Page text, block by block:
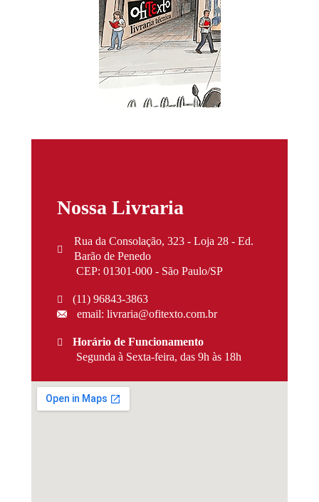
Nossa Livraria
Rua da Consolação, 323 - Loja 28 - Ed.
Barão de Penedo
CEP: 01301-000 - São Paulo/SP
(11) 96843-3863
email: livraria@ofitexto.com.br
Horário de Funcionamento
Segunda à Sexta-feira, das 9h às 18h